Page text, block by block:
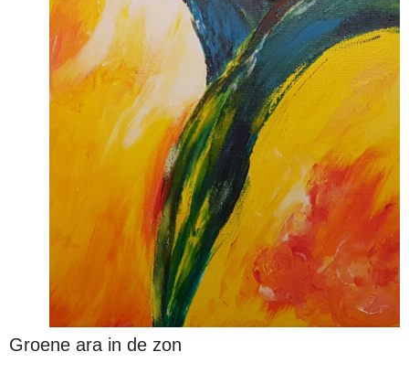
Groene ara in de zon